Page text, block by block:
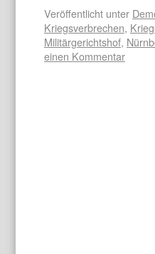
Veröffentlicht unter
Kriegsverbrechen,
Militärgerichtshof,
einen Kommentar